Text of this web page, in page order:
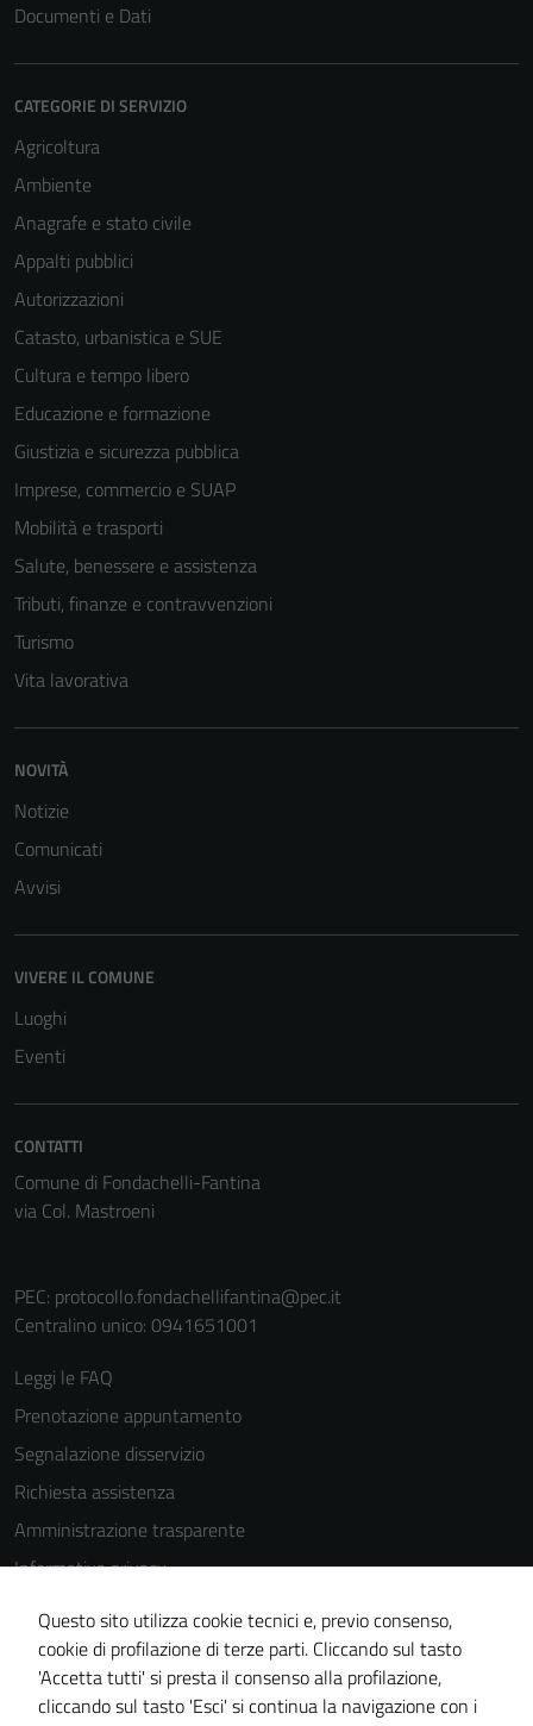
Documenti e Dati
CATEGORIE DI SERVIZIO
Agricoltura
Ambiente
Anagrafe e stato civile
Appalti pubblici
Autorizzazioni
Catasto, urbanistica e SUE
Cultura e tempo libero
Educazione e formazione
Giustizia e sicurezza pubblica
Imprese, commercio e SUAP
Mobilità e trasporti
Salute, benessere e assistenza
Tributi, finanze e contravvenzioni
Turismo
Vita lavorativa
NOVITÀ
Notizie
Comunicati
Avvisi
VIVERE IL COMUNE
Luoghi
Eventi
CONTATTI
Comune di Fondachelli-Fantina
via Col. Mastroeni
PEC: protocollo.fondachellifantina@pec.it
Centralino unico: 0941651001
Leggi le FAQ
Prenotazione appuntamento
Segnalazione disservizio
Richiesta assistenza
Amministrazione trasparente
Informativa privacy
Cookie Policy
Note legali
Dichiarazione di accessibilità
Questo sito utilizza cookie tecnici e, previo consenso,
cookie di profilazione di terze parti. Cliccando sul tasto
'Accetta tutti' si presta il consenso alla profilazione,
cliccando sul tasto 'Esci' si continua la navigazione con i
funzionamento
non raccolgono